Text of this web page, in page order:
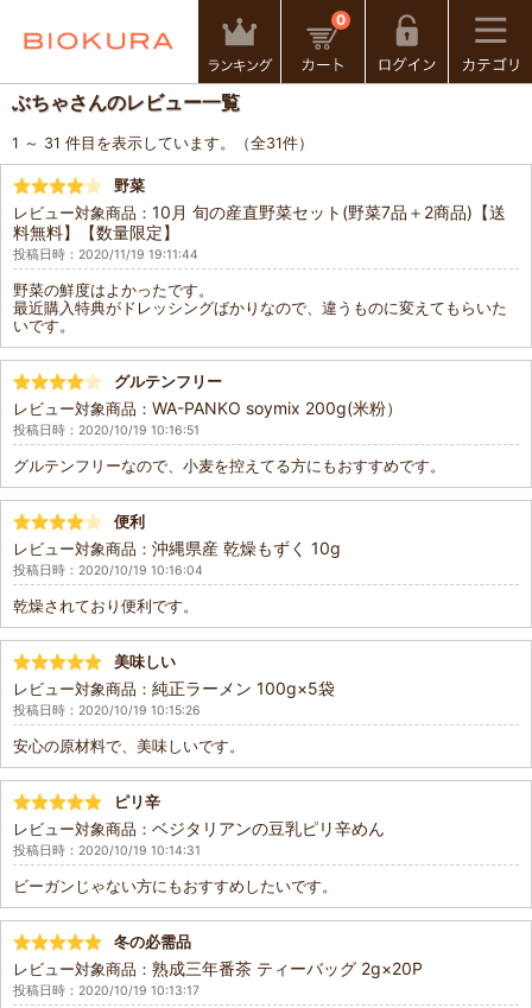
0
ぶちゃさんのレビュー一覧
1 ～ 31 件目を表示しています。（全31件）
野菜
レビュー対象商品： 10月 旬の産直野菜セット(野菜7品＋2商品)【送
料無料】【数量限定】
投稿日時：2020/11/19 19:11:44
野菜の鮮度はよかったです。
最近購入特典がドレッシングばかりなので、違うものに変えてもらいた
いです。
グルテンフリー
レビュー対象商品： WA-PANKO soymix 200g(米粉）
投稿日時：2020/10/19 10:16:51
グルテンフリーなので、小麦を控えてる方にもおすすめです。
便利
レビュー対象商品： 沖縄県産 乾燥もずく 10g
投稿日時：2020/10/19 10:16:04
乾燥されており便利です。
美味しい
レビュー対象商品： 純正ラーメン 100g×5袋
投稿日時：2020/10/19 10:15:26
安心の原材料で、美味しいです。
ピリ辛
レビュー対象商品： ベジタリアンの豆乳ピリ辛めん
投稿日時：2020/10/19 10:14:31
ビーガンじゃない方にもおすすめしたいです。
冬の必需品
レビュー対象商品： 熟成三年番茶 ティーバッグ 2g×20P
投稿日時：2020/10/19 10:13:17